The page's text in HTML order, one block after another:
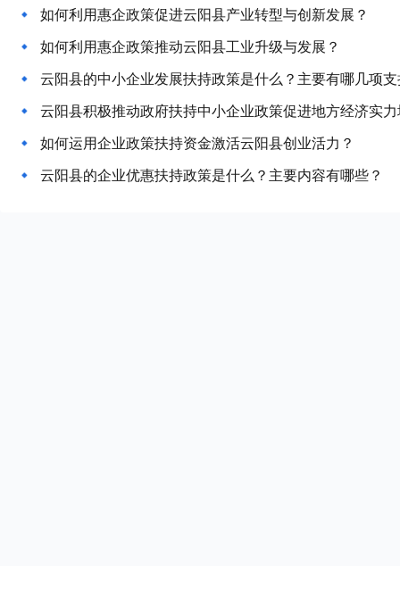
如何利用惠企政策促进云阳县产业转型与创新发展？
如何利用惠企政策推动云阳县工业升级与发展？
云阳县的中小企业发展扶持政策是什么？主要有哪几项
云阳县积极推动政府扶持中小企业政策促进地方经济实
如何运用企业政策扶持资金激活云阳县创业活力？
云阳县的企业优惠扶持政策是什么？主要内容有哪些？